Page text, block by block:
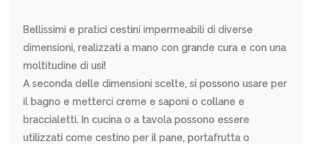
Bellissimi e pratici cestini impermeabili di diverse
dimensioni, realizzati a mano con grande cura e con una
moltitudine di usi!
A seconda delle dimensioni scelte, si possono usare per
il bagno e metterci creme e saponi o collane e
braccialetti. In cucina o a tavola possono essere
utilizzati come cestino per il pane, portafrutta o